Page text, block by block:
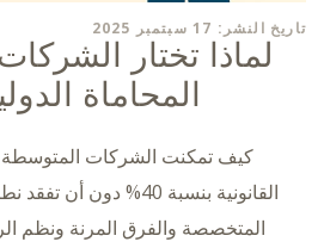
تاريخ النشر: 17 سبتمبر 2025
لماذا تختار
المحاماة
كيف تمكنت الشركات
القانونية بنسبة 40%
المتخصصة والفرق المرنة ونظم